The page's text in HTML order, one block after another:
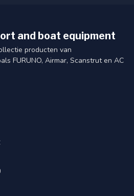
and boat equipment
producten van
FURUNO, Airmar, Scanstrut en AC